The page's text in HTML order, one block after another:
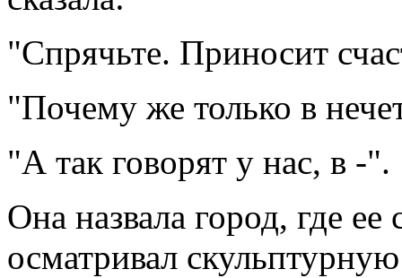
"Спрячьте. Приносит
"Почему же только в
"А так говорят у нас, в -".
Она назвала город, где
осматривал